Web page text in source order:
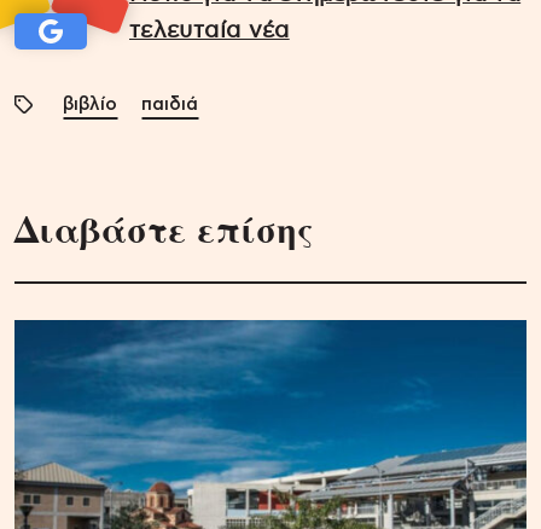
τελευταία νέα
βιβλίο παιδιά
Διαβάστε επίσης